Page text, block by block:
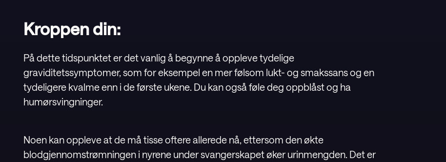
Kroppen din:
På dette tidspunktet er det vanlig å begynne å oppleve tydelige
graviditetssymptomer, som for eksempel en mer følsom lukt- og smakssans og en
tydeligere kvalme enn i de første ukene. Du kan også føle deg oppblåst og ha
humørsvingninger.
Noen kan oppleve at de må tisse oftere allerede nå, ettersom den økte
blodgjennomstrømningen i nyrene under svangerskapet øker urinmengden. Det er